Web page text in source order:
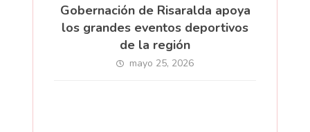
Gobernación de Risaralda apoya
los grandes eventos deportivos
de la región
mayo 25, 2026